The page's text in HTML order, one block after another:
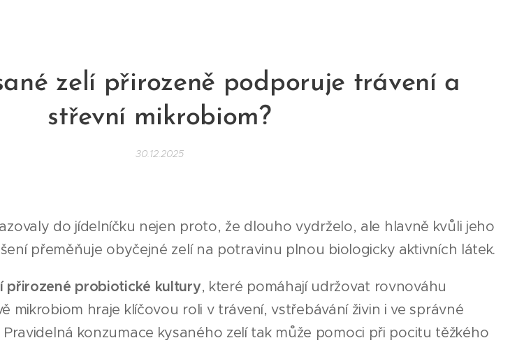
zelí přirozeně podporuje trávení a
střevní mikrobiom?
30.12.2025
do jídelníčku nejen proto, že dlouho vydrželo, ale hlavně kvůli jeho
přeměňuje obyčejné zelí na potravinu plnou biologicky aktivních látek.
přirozené probiotické kultury, které pomáhají udržovat rovnováhu
mikrobiom hraje klíčovou roli v trávení, vstřebávání živin i ve správné
konzumace kysaného zelí tak může pomoci při pocitu těžkého